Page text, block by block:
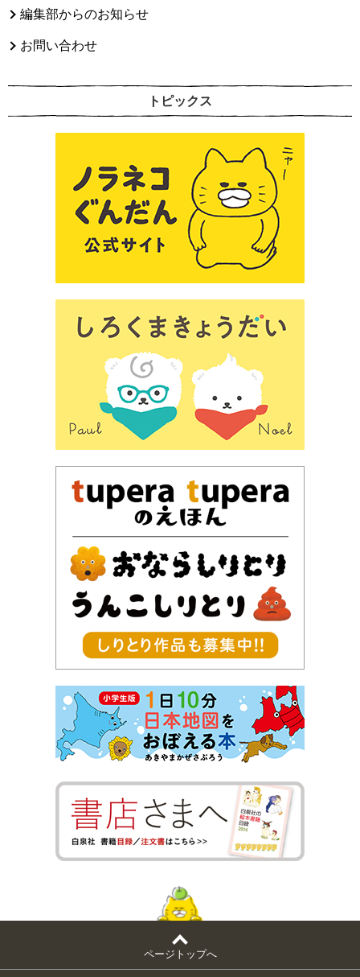
編集部からのお知らせ
お問い合わせ
トピックス
ページトップへ